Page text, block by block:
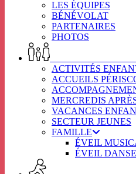
LES ÉQUIPES
BÉNÉVOLAT
PARTENAIRES
PHOTOS
ACTIVITÉS
ACCUEILS
MERCREDIS
VACANCES
SECTEUR JEUNES
FAMILLE
ÉVEIL
ÉVEIL